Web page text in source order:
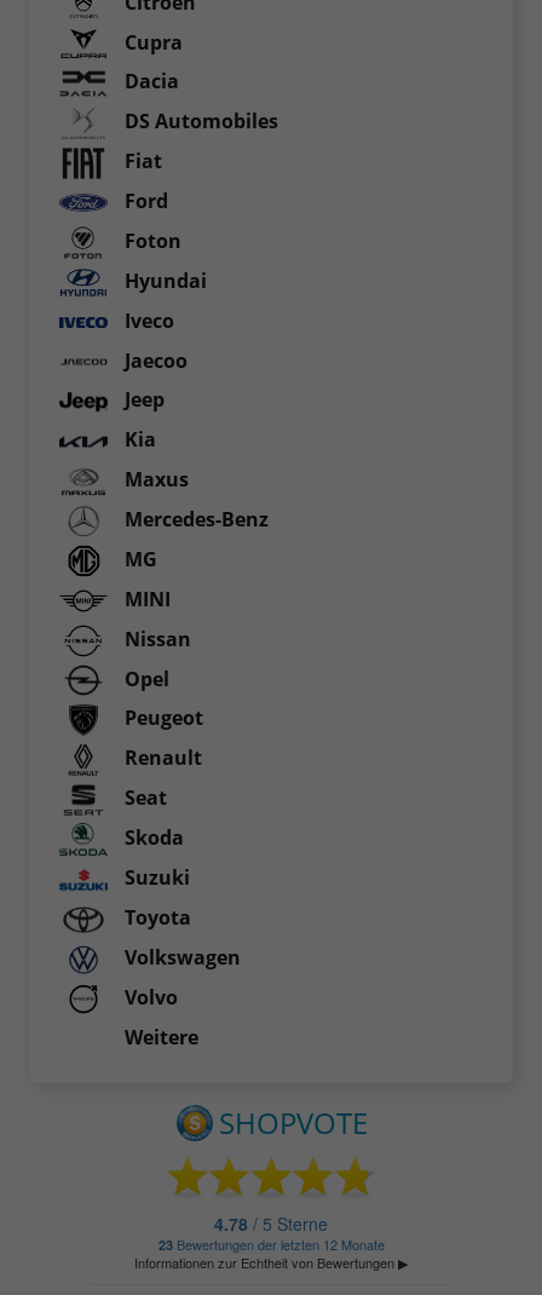
Cupra
Dacia
DS Automobiles
Fiat
Ford
Foton
Hyundai
Iveco
Jaecoo
Jeep
Kia
Maxus
Mercedes-Benz
MG
MINI
Nissan
Opel
Peugeot
Renault
Seat
Skoda
Suzuki
Toyota
Volkswagen
Volvo
Weitere